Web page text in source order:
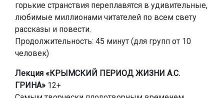
горькие странствия переплавятся в удивительные,
любимые миллионами читателей по всем свету
рассказы и повести.
Продолжительность: 45 минут (для групп от 10
человек)
Лекция «КРЫМСКИЙ ПЕРИОД ЖИЗНИ А.С.
ГРИНА» 12+